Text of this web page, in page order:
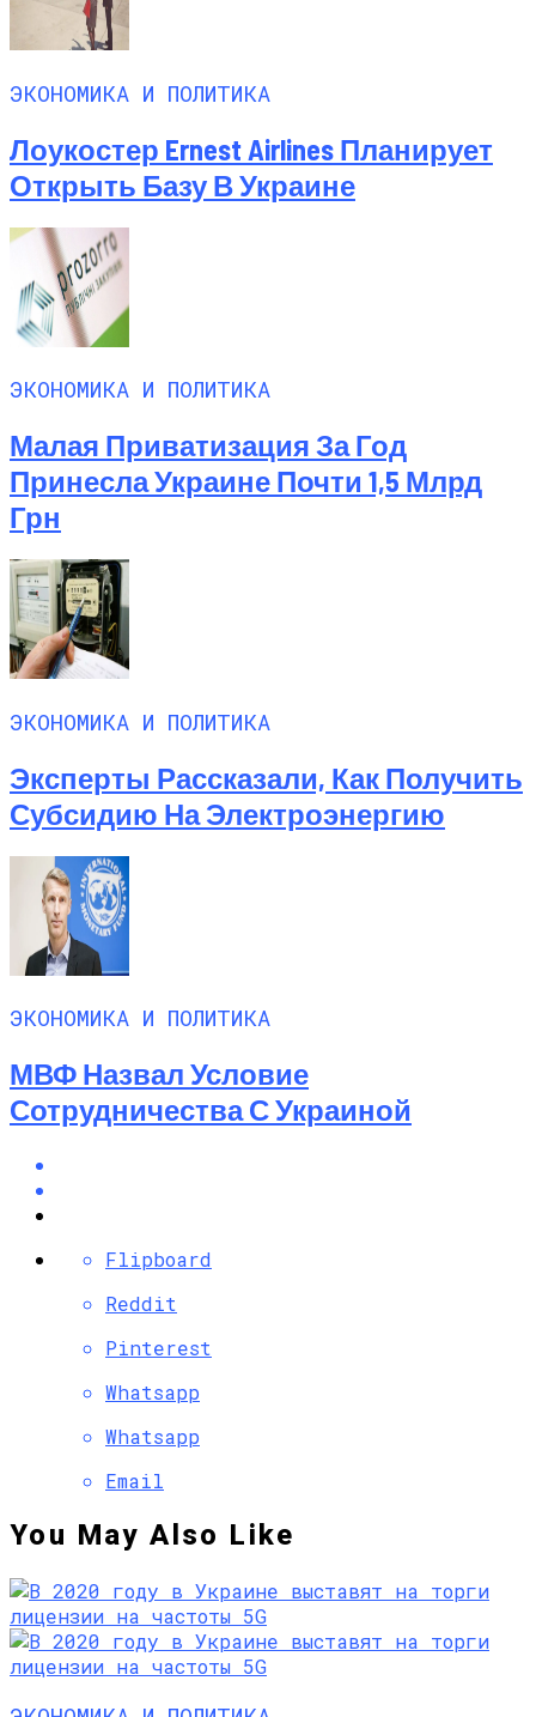
ЭКОНОМИКА И ПОЛИТИКА
Лоукостер Ernest Airlines Планирует
Открыть Базу В Украине
ЭКОНОМИКА И ПОЛИТИКА
Малая Приватизация За Год
Принесла Украине Почти 1,5 Млрд
Грн
ЭКОНОМИКА И ПОЛИТИКА
Эксперты Рассказали, Как Получить
Субсидию На Электроэнергию
ЭКОНОМИКА И ПОЛИТИКА
МВФ Назвал Условие
Сотрудничества С Украиной
Flipboard
Reddit
Pinterest
Whatsapp
Whatsapp
Email
You May Also Like